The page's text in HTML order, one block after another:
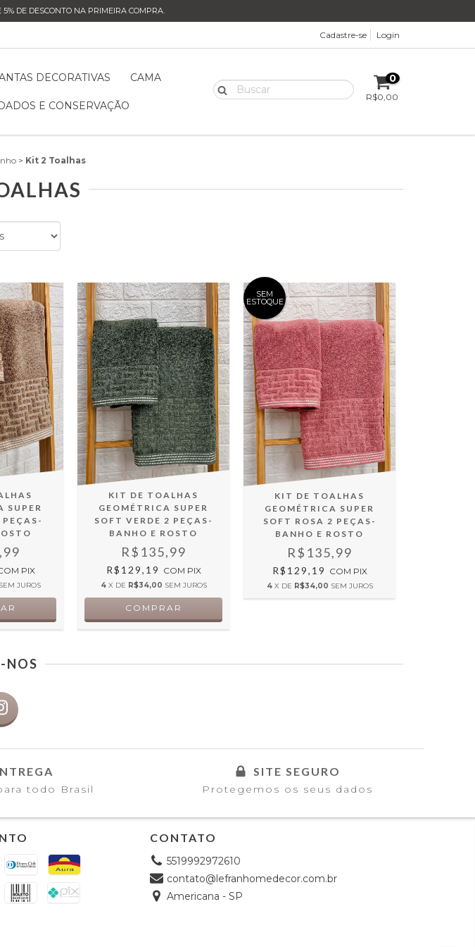
DE DESCONTO NA PRIMEIRA COMPRA.
Cadastre-se Login
DECORATIVAS CAMA
E CONSERVAÇÃO
0
R$0,00
> Kit 2 Toalhas
SUPER
PEÇAS-
PIX
SEM JUROS
KIT DE TOALHAS
GEOMÉTRICA SUPER
SOFT VERDE 2 PEÇAS-
BANHO E ROSTO
R$135,99
R$129,19 COM PIX
4 X DE R$34,00 SEM JUROS
SEM
ESTOQUE
KIT DE TOALHAS
GEOMÉTRICA SUPER
SOFT ROSA 2 PEÇAS-
BANHO E ROSTO
R$135,99
R$129,19 COM PIX
4 X DE R$34,00 SEM JUROS
NOS
todo Brasil
SITE SEGURO
Protegemos os seus dados
CONTATO
5519992972610
contato@lefranhomedecor.com.br
Americana - SP